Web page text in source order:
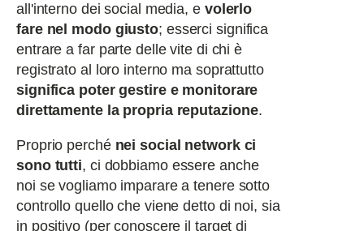
all'interno dei social media, e volerlo
fare nel modo giusto; esserci significa
entrare a far parte delle vite di chi è
registrato al loro interno ma soprattutto
significa poter gestire e monitorare
direttamente la propria reputazione.
Proprio perché nei social network ci
sono tutti, ci dobbiamo essere anche
noi se vogliamo imparare a tenere sotto
controllo quello che viene detto di noi, sia
in positivo (per conoscere il target di